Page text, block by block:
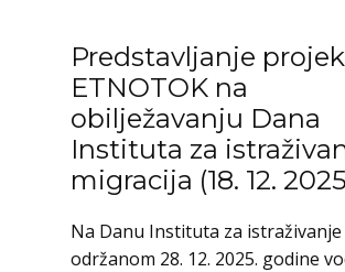
Predstavljanje
ETNOTOK na
obilježavanju Dana
Instituta za
migracija (18. 12.
Na Danu Instituta za
održanom 28. 12. 2025. godine